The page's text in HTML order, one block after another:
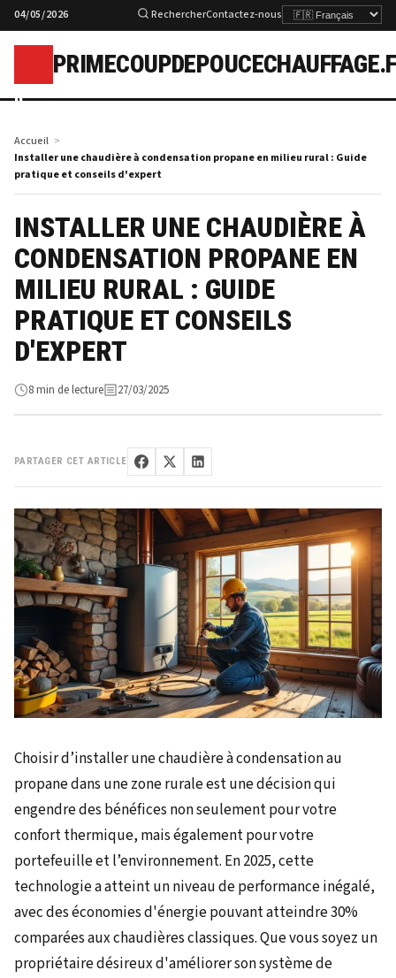
04/05/2026 RechercherContactez-nous
p
Accueil
Installer une chaudière à condensation propane en milieu rural : Guide
pratique et conseils d'expert
INSTALLER UNE CHAUDIÈRE À
CONDENSATION PROPANE EN
MILIEU RURAL : GUIDE
PRATIQUE ET CONSEILS
D'EXPERT
8 min de lecture 27/03/2025
PARTAGER CET ARTICLE
Choisir d’installer une chaudière à condensation au
propane dans une zone rurale est une décision qui
engendre des bénéfices non seulement pour votre
confort thermique, mais également pour votre
portefeuille et l’environnement. En 2025, cette
technologie a atteint un niveau de performance inégalé,
avec des économies d'énergie pouvant atteindre 30%
comparées aux chaudières classiques. Que vous soyez un
propriétaire désireux d'améliorer son système de